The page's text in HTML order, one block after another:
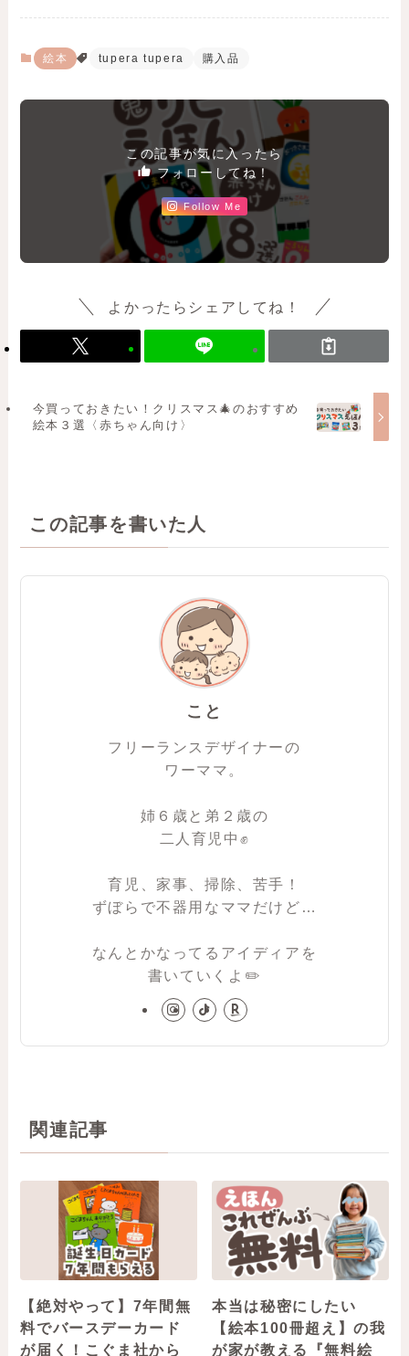
絵本 tupera tupera 購入品
この記事が気に入ったら
フォローしてね！
Follow Me
よかったらシェアしてね！
今買っておきたい！クリスマス🎄のおすすめ
絵本３選〈赤ちゃん向け〉
この記事を書いた人
こと
フリーランスデザイナーの
ワーママ。
姉６歳と弟２歳の
二人育児中✊
育児、家事、掃除、苦手！
ずぼらで不器用なママだけど…
なんとかなってるアイディアを
書いていくよ✏️
関連記事
【絶対やって】7年間無
料でバースデーカード
が届く！こぐま社から
本当は秘密にしたい
【絵本100冊超え】の我
が家が教える『無料絵